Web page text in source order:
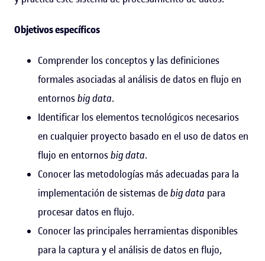
Objetivos específicos
Comprender los conceptos y las definiciones
formales asociadas al análisis de datos en flujo en
entornosbig data.
Identificar los elementos tecnológicos necesarios
en cualquier proyecto basado en el uso de datos en
flujo en entornosbig data.
Conocer las metodologías más adecuadas para la
implementación de sistemas debig data para
procesar datos en flujo.
Conocer las principales herramientas disponibles
para la captura y el análisis de datos en flujo,